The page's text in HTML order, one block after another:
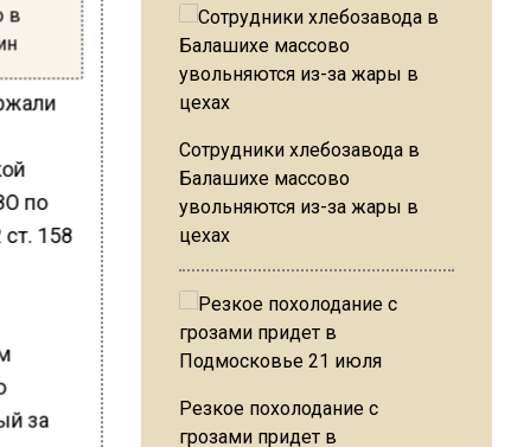
в
по
158
за
Сотрудники хлебозавода в
Балашихе массово
увольняются из-за жары в
цехах
Резкое похолодание с
грозами придет в